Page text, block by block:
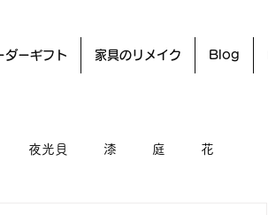
ダーギフト 家具のリメイク Blog
夜光貝 漆 庭 花